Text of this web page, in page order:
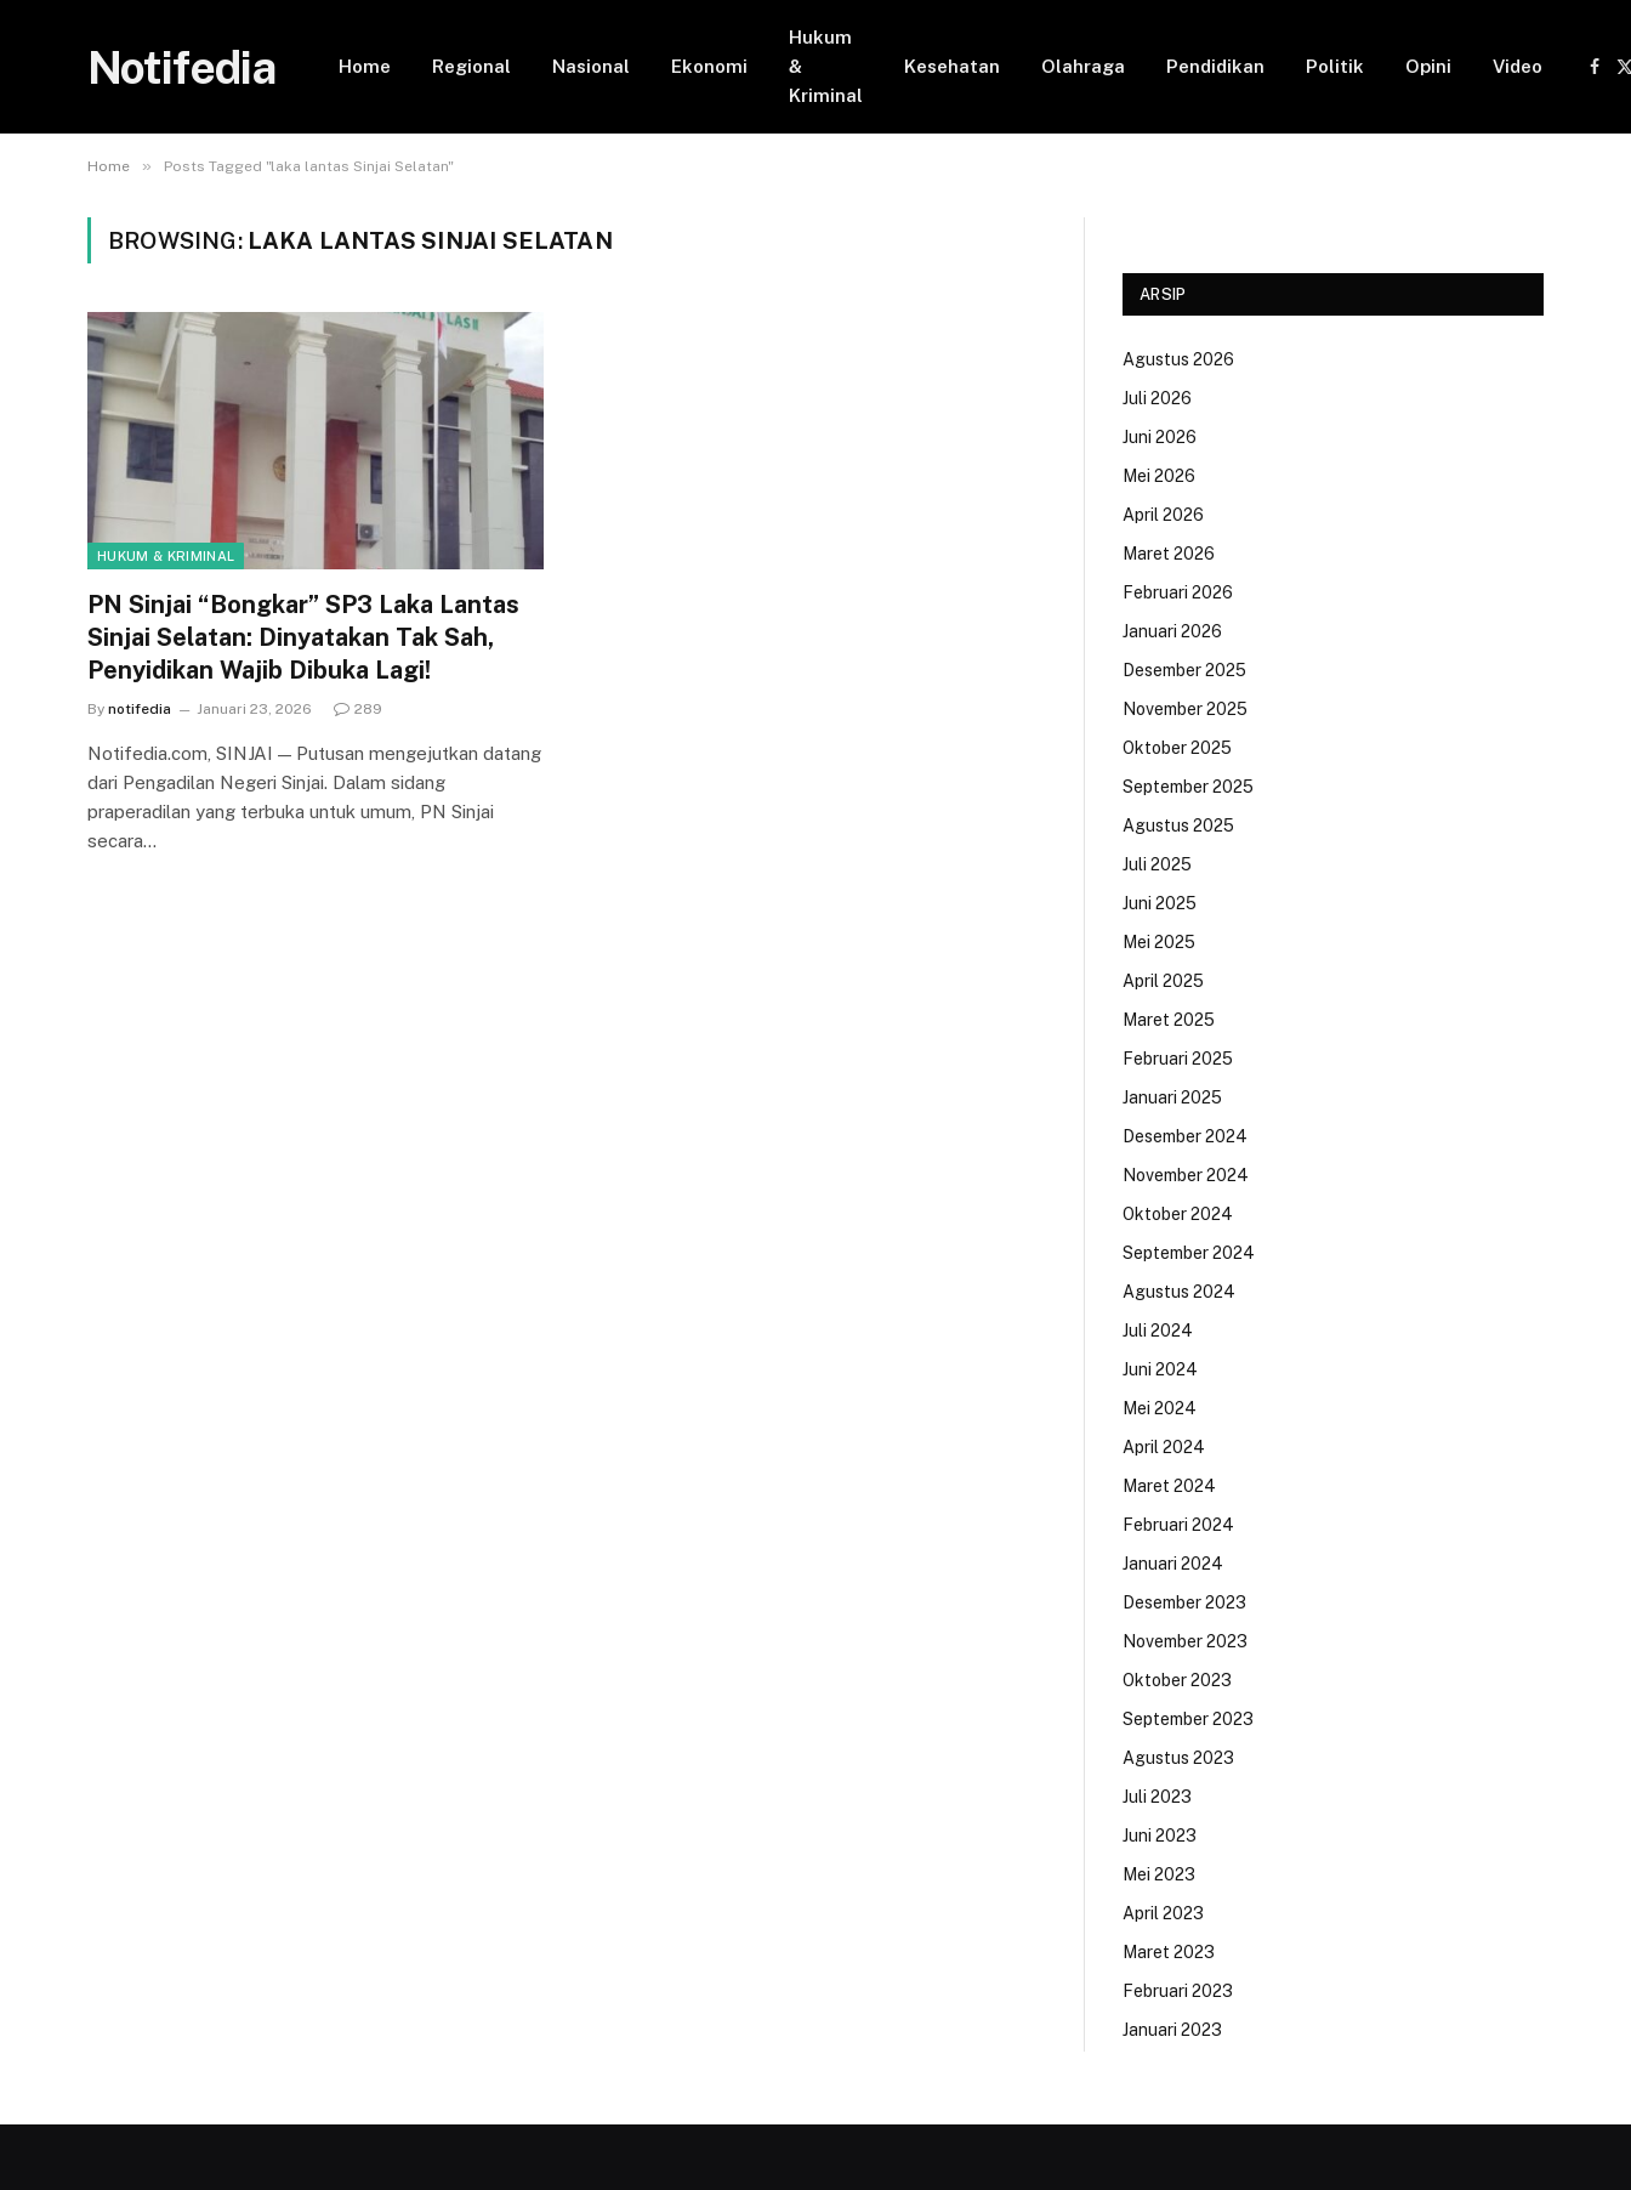
Notifedia Home Regional Nasional Ekonomi
Hukum
&
Kriminal
Kesehatan Olahraga Pendidikan Politik Opini Video
Home » Posts Tagged "laka lantas Sinjai Selatan"
BROWSING: LAKA LANTAS SINJAI SELATAN
HUKUM & KRIMINAL
PN Sinjai “Bongkar” SP3 Laka Lantas
Sinjai Selatan: Dinyatakan Tak Sah,
Penyidikan Wajib Dibuka Lagi!
By notifedia Januari 23, 2026 289
Notifedia.com, SINJAI — Putusan mengejutkan datang
dari Pengadilan Negeri Sinjai. Dalam sidang
praperadilan yang terbuka untuk umum, PN Sinjai
secara…
ARSIP
Agustus 2026
Juli 2026
Juni 2026
Mei 2026
April 2026
Maret 2026
Februari 2026
Januari 2026
Desember 2025
November 2025
Oktober 2025
September 2025
Agustus 2025
Juli 2025
Juni 2025
Mei 2025
April 2025
Maret 2025
Februari 2025
Januari 2025
Desember 2024
November 2024
Oktober 2024
September 2024
Agustus 2024
Juli 2024
Juni 2024
Mei 2024
April 2024
Maret 2024
Februari 2024
Januari 2024
Desember 2023
November 2023
Oktober 2023
September 2023
Agustus 2023
Juli 2023
Juni 2023
Mei 2023
April 2023
Maret 2023
Februari 2023
Januari 2023